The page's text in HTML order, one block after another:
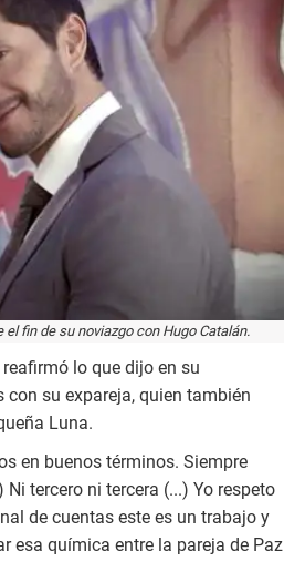
fin de su noviazgo con Hugo Catalán.
lo que dijo en su
su expareja, quien también
Luna.
en buenos términos. Siempre
tercero ni tercera (...) Yo respeto
de cuentas este es un trabajo y
esa química entre la pareja de Paz